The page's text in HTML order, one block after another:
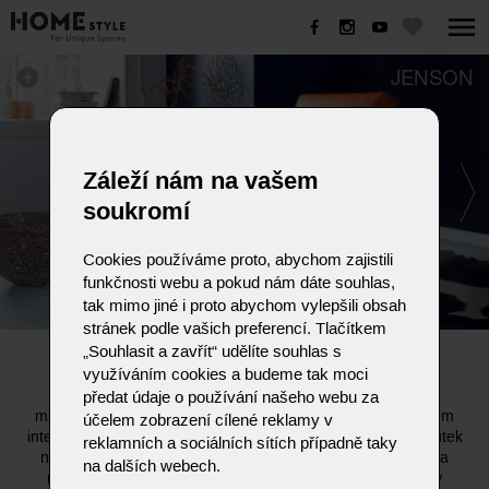
JENSON
JENSON
Křeslo JENSON představuje dokonalé spojení estetiky a
mimořádného pohodlí. Tento model vypadá skvěle v každém
interiéru – ať už jde o stylový obývací pokoj, útulný čtecí koutek
nebo reprezentativní kancelář. Nabízí obzvláště příjemné a
relaxační sezení, které zajišťuje ležérní volné čalounění v
Záleží nám na vašem
soukromí
Cookies používáme proto, abychom zajistili
funkčnosti webu a pokud nám dáte souhlas,
tak mimo jiné i proto abychom vylepšili obsah
stránek podle vašich preferencí. Tlačítkem
„Souhlasit a zavřít“ udělíte souhlas s
využíváním cookies a budeme tak moci
předat údaje o používání našeho webu za
účelem zobrazení cílené reklamy v
reklamních a sociálních sítích případně taky
na dalších webech.